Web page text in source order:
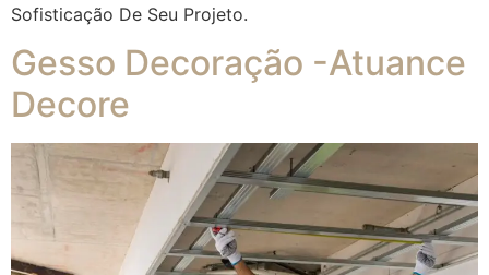
Sofisticação De Seu Projeto.
Gesso Decoração -Atuance
Decore